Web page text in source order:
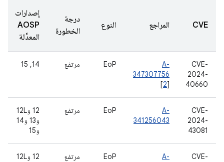
CVE المراجع النوع
درجة
الخطورة
إصدارات
AOSP
المعدَّلة
CVE-
2024-
40660
A-
347307756
[2]
EoP مرتفع 14, 15
CVE-
2024-
43081
A-
341256043
EoP مرتفع
‫12 و12L
و13 و14
و15
CVE-
A-
EoP مرتفع ‫12 و12L